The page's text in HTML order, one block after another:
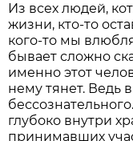
Из всех людей,
жизни, кто-то
кого-то мы
бывает сложно
именно этот
нему тянет. Ведь
глубоко внутри
принимавших